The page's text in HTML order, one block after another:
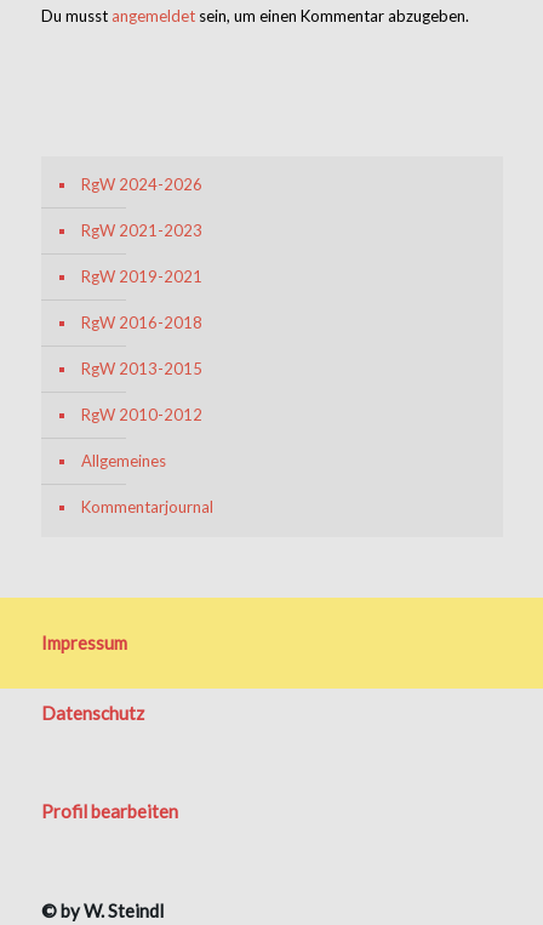
Du musst angemeldetsein, um einen Kommentar abzugeben.
RgW 2024-2026
RgW 2021-2023
RgW 2019-2021
RgW 2016-2018
RgW 2013-2015
RgW 2010-2012
Allgemeines
Kommentarjournal
Impressum
Datenschutz
Profil bearbeiten
© by W. Steindl